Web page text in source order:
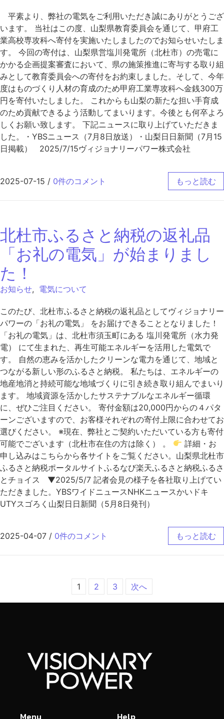
平素より、弊社の電気をご利用いただき誠にありがとうござ
います。 当社はこの度、山梨県教育委員会を通じて、甲府工
業高校専攻科へ寄付を実施いたしましたのでお知らせいたしま
す。 今回の寄付は、山梨県営塩川発電所（北杜市）の売電に
かかる企画提案審査において、県の施策推進に寄与する取り組
みとして教育委員会への寄付をお約束しました。そして、今年
度はものづくり人材の育成のため甲府工業専攻科へ金銭300万
円を寄付いたしました。 これからも山梨の新たな担い手育成
のため貢献できるよう活動してまいります。今後とも何卒よろ
しくお願い致します。 下記ニュースに取り上げていただきま
した。・YBSニュース（7月8日放送）・山梨日日新聞（7月15
日掲載） 2025/7/15ヴィジョナリーパワー株式会社
2025-07-15 / 0件のコメント もっと読む
北杜市ふるさと納税の返礼品
「お礼の電気」が始まりまし
た！
お知らせ, 電気について
このたび、北杜市ふるさと納税の返礼品としてヴィジョナリー
パワーの「お礼の電気」 をお届けできることとなりました！
「お礼の電気」は、北杜市須玉町にある 塩川発電所（水力発
電） にて生まれた、再生可能エネルギーを活用した電気で
す。 自然の恵みを活かしたクリーンな電力を通じて、地域と
つながる新しい形のふるさと納税。 私たちは、エネルギーの
地産地消と持続可能な地域づくりに引き続き取り組んでまいり
ます。 地域資源を活かしたサステナブルなエネルギー循環
に、ぜひご注目ください。 寄付金額は20,000円からの４パタ
ーンございますので、お客様それぞれの寄付上限に合わせてお
選びください。 ※現在、弊社とご契約いただいている方も寄付
可能でございます（北杜市在住の方は除く） 。
詳細・お
申し込みはこちらから各サイトをご覧ください。山梨県北杜市
ふるさと納税ポータルサイトふるなび楽天ふるさと納税ふるさ
とチョイス ▼2025/5/7 記者会見の様子を各社取り上げてい
ただきました。YBSワイドニュースNHKニュースかいドキ
UTYスゴろく山梨日日新聞（5月8日発刊）
2025-04-07 / 0件のコメント もっと読む
1 2 3 次へ